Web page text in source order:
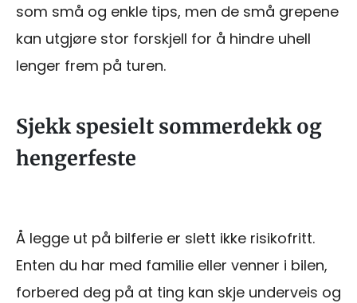
som små og enkle tips, men de små grepene
kan utgjøre stor forskjell for å hindre uhell
lenger frem på turen.
Sjekk spesielt sommerdekk og
hengerfeste
Å legge ut på bilferie er slett ikke risikofritt.
Enten du har med familie eller venner i bilen,
forbered deg på at ting kan skje underveis og